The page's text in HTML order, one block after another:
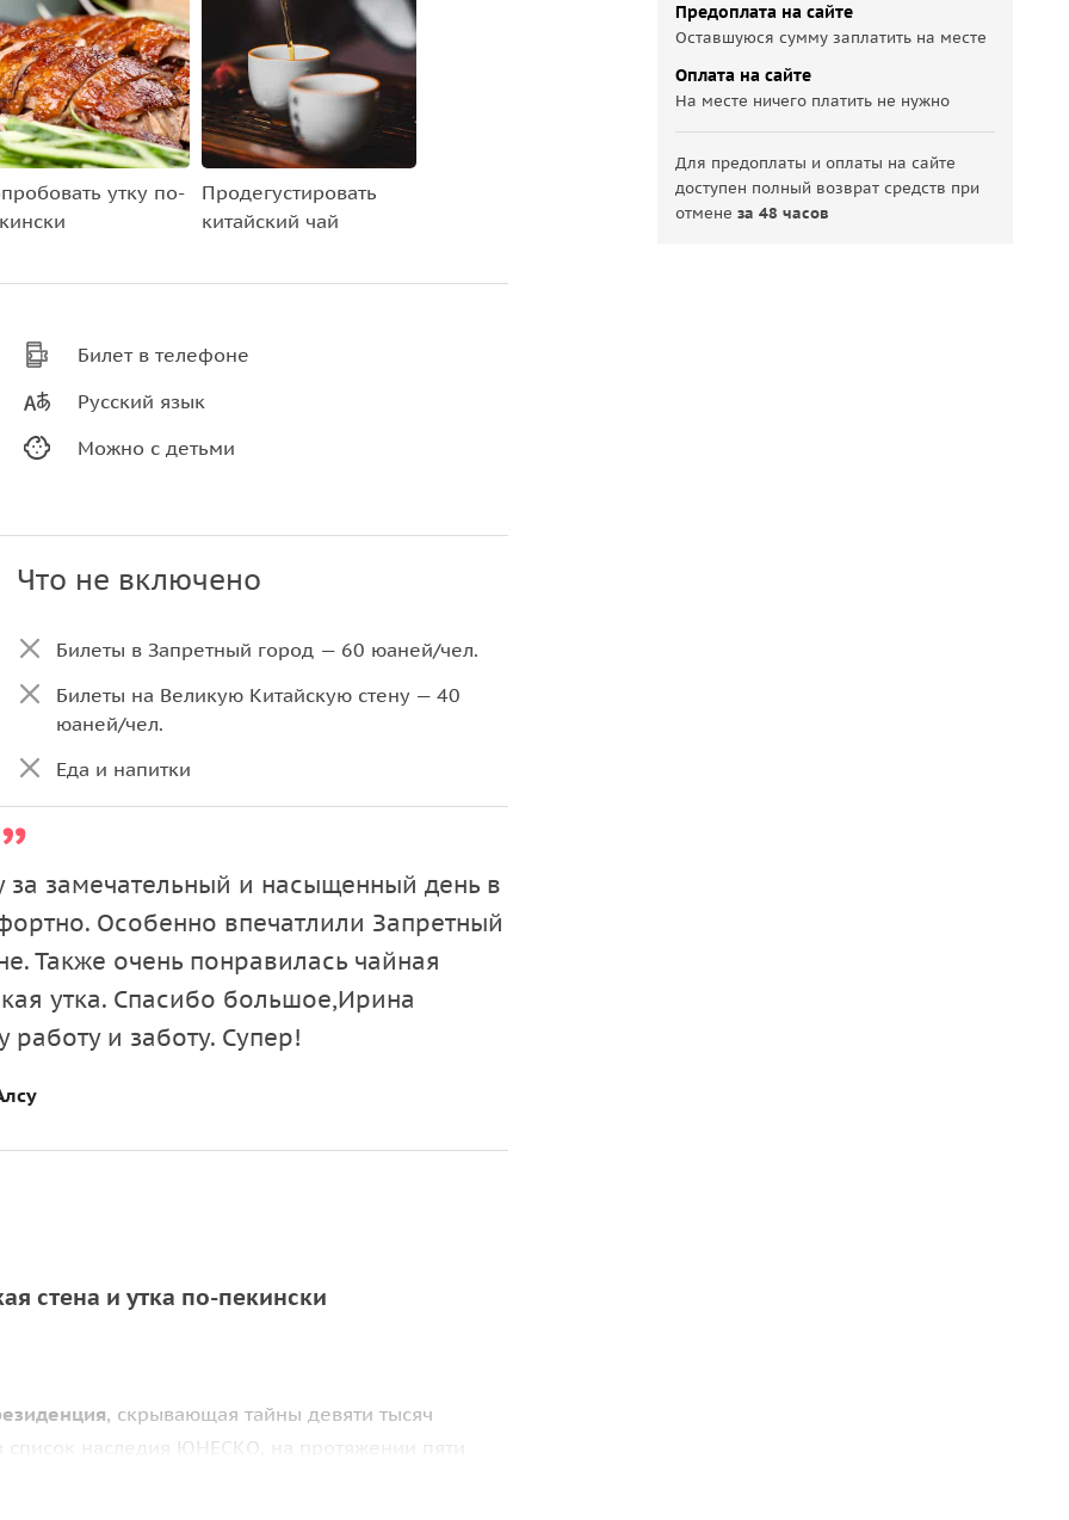
утку по-
Продегустировать
китайский чай
Билет в телефоне
Русский язык
Можно с детьми
Что не включено
Билеты в Запретный город — 60 юаней/чел.
Билеты на Великую Китайскую стену — 40
юаней/чел.
Еда и напитки
замечательный и насыщенный день в
Особенно впечатлили Запретный
Также очень понравилась чайная
утка. Спасибо большое,Ирина
и заботу. Супер!
стена и утка по-пекински
, скрывающая тайны девяти тысяч
список наследия ЮНЕСКО, на протяжении пяти
— попасть сюда могли лишь избранные.
Предоплата на сайте
Оставшуюся сумму заплатить на месте
Оплата на сайте
На месте ничего платить не нужно
Для предоплаты и оплаты на сайте
доступен полный возврат средств при
отменеза 48 часов